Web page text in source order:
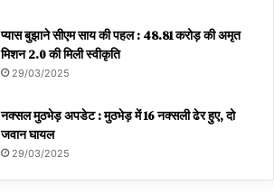
प्यास बुझाने सीएम साय की पहल : 48.81 करोड़ की अमृत
मिशन 2.0 की मिली स्वीकृति
29/03/2025
नक्सल मुठभेड़ अपडेट : मुठभेड़ में 16 नक्सली ढेर हुए, दो
जवान घायल
29/03/2025